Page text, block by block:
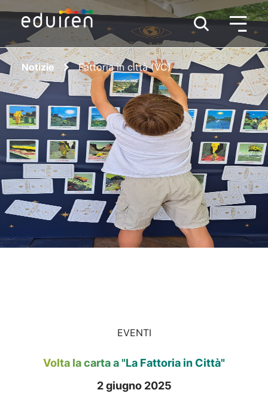
Notizie Fattoria in città (VC)
EVENTI
Volta la carta a "La Fattoria in Città"
2 giugno 2025